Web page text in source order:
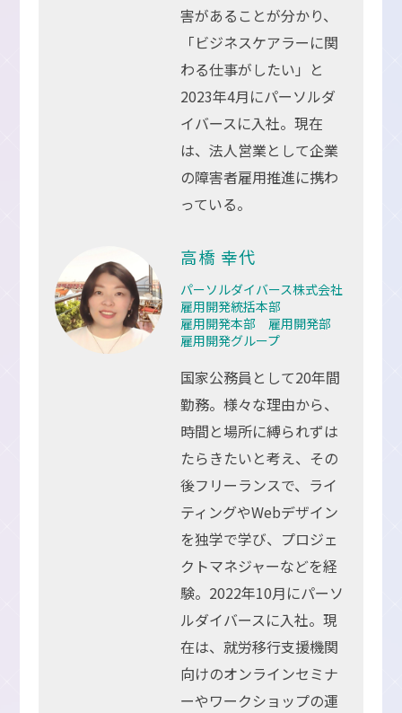
害があることが分かり、
「ビジネスケアラーに関
わる仕事がしたい」と
2023年4月にパーソルダ
イバースに入社。現在
は、法人営業として企業
の障害者雇用推進に携わ
っている。
高橋 幸代
パーソルダイバース株式会社
雇用開発統括本部
雇用開発本部 雇用開発部
雇用開発グループ
国家公務員として20年間
勤務。様々な理由から、
時間と場所に縛られずは
たらきたいと考え、その
後フリーランスで、ライ
ティングやWebデザイン
を独学で学び、プロジェ
クトマネジャーなどを経
験。2022年10月にパーソ
ルダイバースに入社。現
在は、就労移行支援機関
向けのオンラインセミナ
ーやワークショップの運